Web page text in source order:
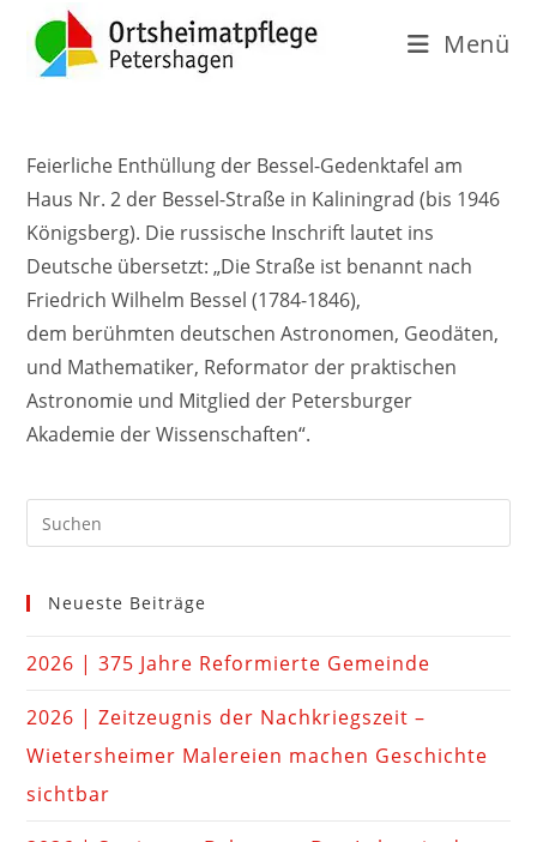
Menü
Feierliche Enthüllung der Bessel-Gedenktafel am
Haus Nr. 2 der Bessel-Straße in Kaliningrad (bis 1946
Königsberg). Die russische Inschrift lautet ins
Deutsche übersetzt: „Die Straße ist benannt nach
Friedrich Wilhelm Bessel (1784-1846),
dem berühmten deutschen Astronomen, Geodäten,
und Mathematiker, Reformator der praktischen
Astronomie und Mitglied der Petersburger
Akademie der Wissenschaften“.
Neueste Beiträge
2026 | 375 Jahre Reformierte Gemeinde
2026 | Zeitzeugnis der Nachkriegszeit –
Wietersheimer Malereien machen Geschichte
sichtbar